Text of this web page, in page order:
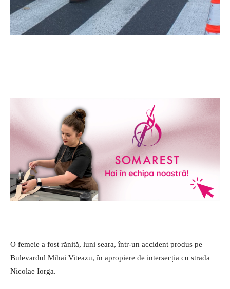
O femeie a fost rănită, luni seara, într-un accident produs pe
Bulevardul Mihai Viteazu, în apropiere de intersecția cu strada
Nicolae Iorga.